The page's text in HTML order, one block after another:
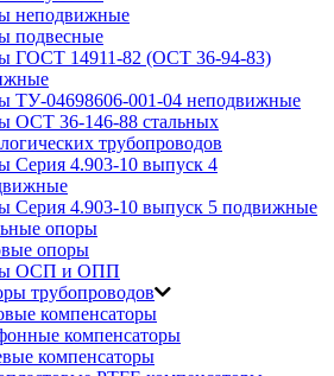
неподвижные
подвесные
ГОСТ 14911-82 (ОСТ 36-94-83)
ТУ-04698606-001-04 неподвижные
ОСТ 36-146-88 стальных
трубопроводов
Серия 4.903-10 выпуск 4
Серия 4.903-10 выпуск 5 подвижные
опоры
опоры
ОСП и ОПП
трубопроводов
компенсаторы
компенсаторы
компенсаторы